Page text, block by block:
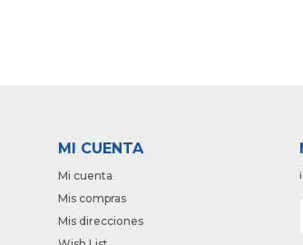
MI CUENTA
Mi cuenta
Mis compras
Mis direcciones